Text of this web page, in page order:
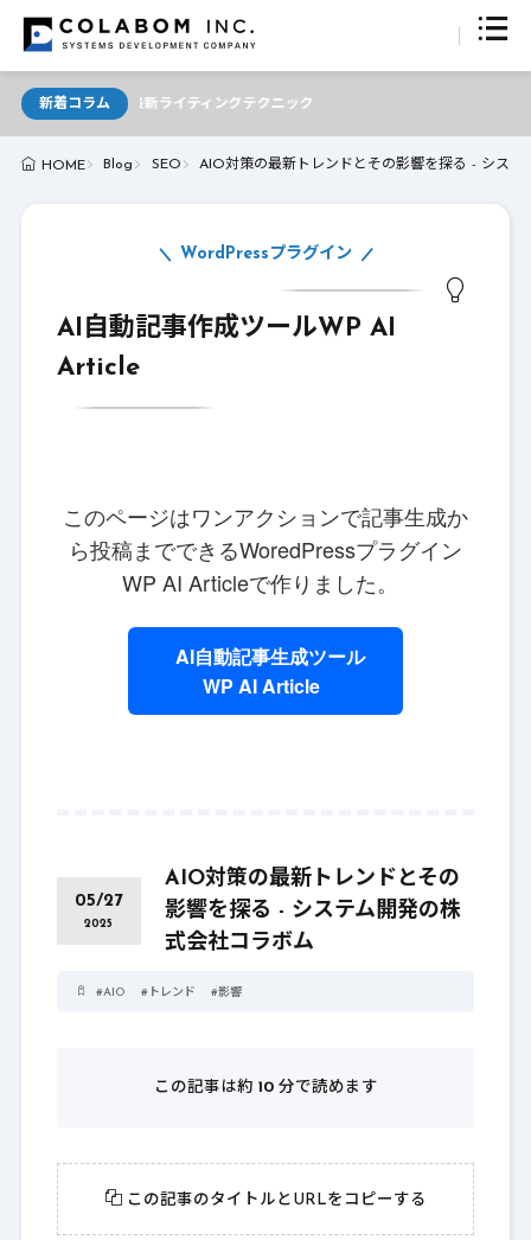
新着コラム
支える最新ライティングテクニック
HOME Blog SEO AIO対策の最新トレンドとその影響を探る - システ
AI自動記事作成ツールWP AI
Article
WordPressプラグイン
このページはワンアクションで記事生成か
ら投稿までできるWoredPressプラグイン
WP AI Articleで作りました。
AI自動記事生成ツール
WP AI Article
05/27
2025
AIO対策の最新トレンドとその
影響を探る - システム開発の株
式会社コラボム
#AIO #トレンド #影響
この記事は約 10分で読めます
この記事のタイトルとURLをコピーする